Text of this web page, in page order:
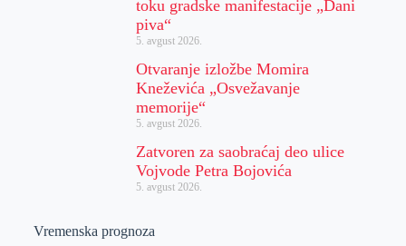
toku gradske manifestacije „Dani
piva“
5. avgust 2026.
Otvaranje izložbe Momira
Kneževića „Osvežavanje
memorije“
5. avgust 2026.
Zatvoren za saobraćaj deo ulice
Vojvode Petra Bojovića
5. avgust 2026.
Vremenska prognoza